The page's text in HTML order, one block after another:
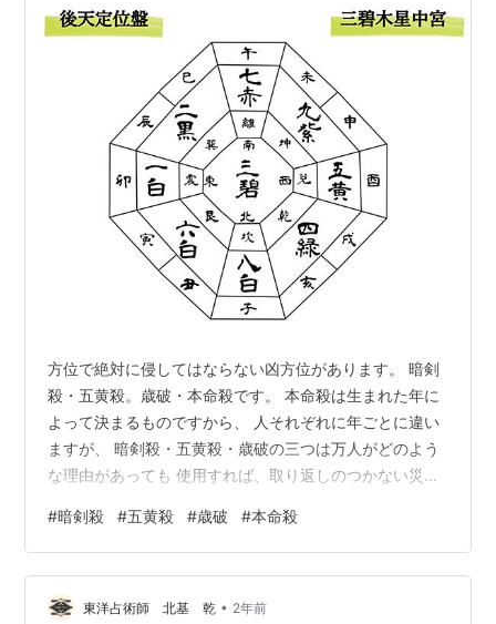
方位で絶対に侵してはならない凶方位があります。 暗剣
殺・五黄殺。歳破・本命殺です。 本命殺は生まれた年に
よって決まるものですから、 人それぞれに年ごとに違い
ますが、 暗剣殺・五黄殺・歳破の三つは万人がどのよう
な理由があっても 使用すれば、取り返しのつかない災禍
「九星気学秘傳禄」に記してありますが、恐ろしい現象
として確実なのは、一度でも暗剣殺を侵してしまうと、
その後は暗剣殺に魅入られたように、自分の意志で引っ
越し移転をするときは必ず、同類の恐ろしい災禍を齎す
#暗剣殺 #五黄殺 #歳破 #本命殺
東洋占術師 北基 乾 • 2年前